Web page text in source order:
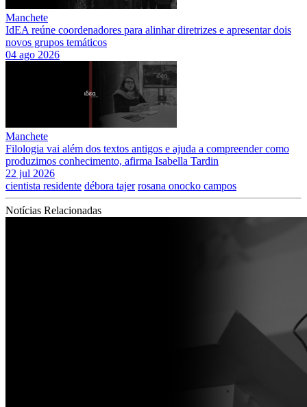
Manchete
IdEA reúne coordenadores para alinhar diretrizes e apresentar dois
novos grupos temáticos
04 ago 2026
Manchete
Filologia vai além dos textos antigos e ajuda a compreender como
produzimos conhecimento, afirma Isabella Tardin
22 jul 2026
cientista residente débora tajer rosana onocko campos
Notícias Relacionadas